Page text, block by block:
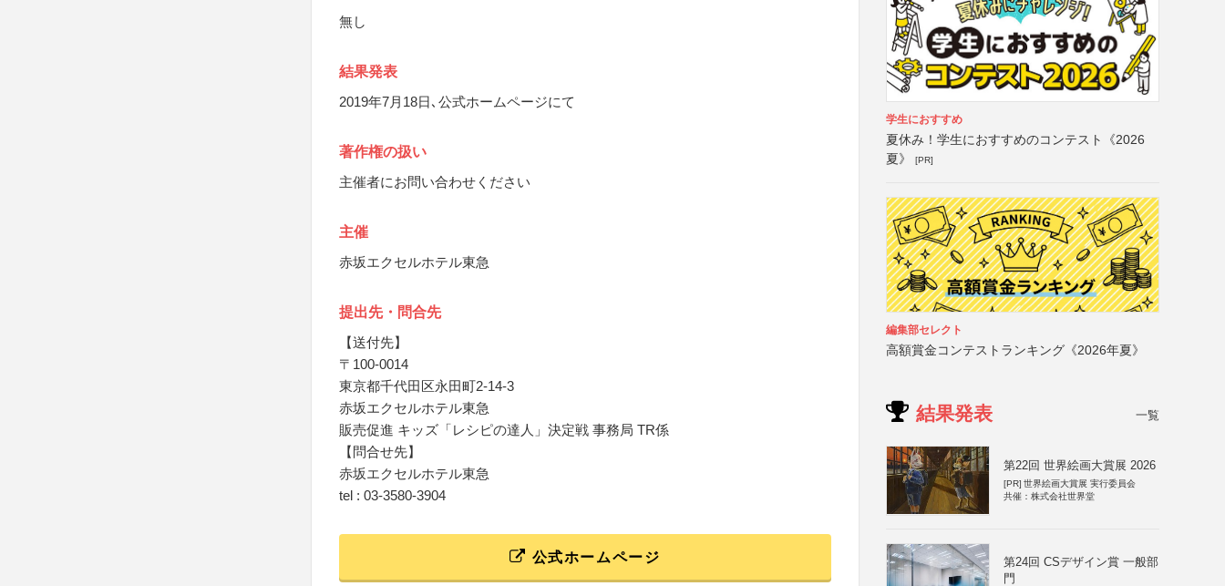
無し
結果発表
2019年7月18日､公式ホームページにて
著作権の扱い
主催者にお問い合わせください
主催
赤坂エクセルホテル東急
提出先・問合先
【送付先】
〒100-0014
東京都千代田区永田町2-14-3
赤坂エクセルホテル東急
販売促進 キッズ「レシピの達人」決定戦 事務局 TR係
【問合せ先】
赤坂エクセルホテル東急
tel : 03-3580-3904
公式ホームページ
学生におすすめ
夏休み！学生におすすめのコンテスト《2026
夏》
[PR]
編集部セレクト
高額賞金コンテストランキング《2026年夏》
結果発表 一覧
第22回 世界絵画大賞展 2026
[PR] 世界絵画大賞展 実行委員会
共催：株式会社世界堂
第24回 CSデザイン賞 一般部
門